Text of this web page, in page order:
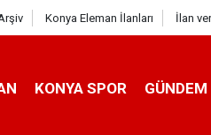
Konya Eleman İlanları İlan ver
KONYA SPOR GÜNDEM